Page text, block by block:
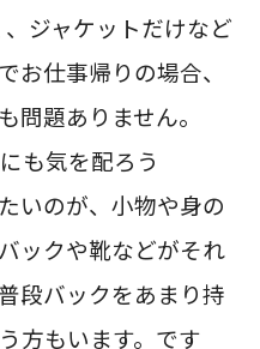
ジャケットだけなど
お仕事帰りの場合、
問題ありません。
も気を配ろう
いのが、小物や身の
ックや靴などがそれ
段バックをあまり持
方もいます。です